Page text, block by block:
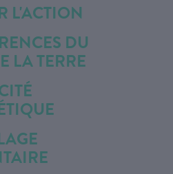
L'ACTION
DU
LA TERRE